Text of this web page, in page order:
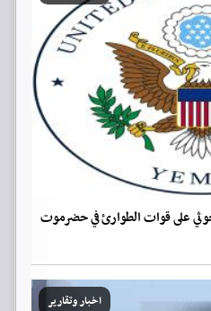
على قوات الطوارئ في حضرموت
اخبار وتقارير